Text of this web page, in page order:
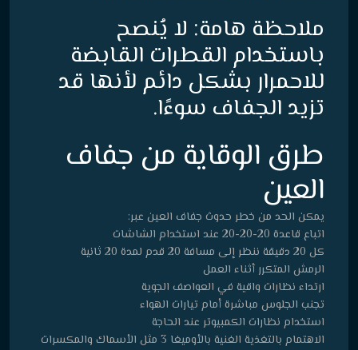
ملاحظة هامة: لا يُنصح
باستخدام القطرات القابضة
للاحمرار بشكل دائم لأنها قد
تزيد الجفاف سوءًا.
طرق الوقاية من جفاف
العين
يمكن الحد من خطر حدوث جفاف العين عبر:
اتباع قاعدة 20-20-20 عند استخدام الشاشات
كل 20 دقيقة ننظر إلى مسافة 20 قدم لمدة 20 ثانية
الرمش المتكرر أثناء العمل
ارتداء نظارات واقية في العواصف الجوية
تجنب الجلوس مباشرة أمام تيارات الهواء
استخدام نظارات الكمبيوتر عند الحاجة
الاهتمام بالتغذية الغنية بالأوميغا 3 مثل الأسماك والمكسرات